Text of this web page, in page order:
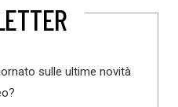
sulle ultime novità